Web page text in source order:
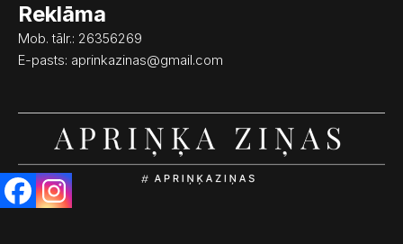
Reklāma
Mob. tālr.: 26356269
E-pasts: aprinkazinas@gmail.com